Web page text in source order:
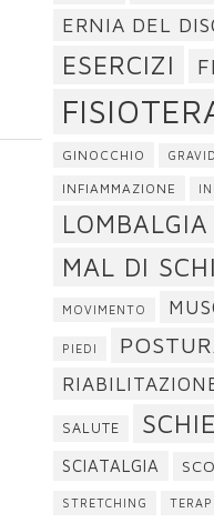
ERNIA DEL
ESERCIZI
GINOCCHIO
INFIAMMAZIONE
LOMBALGIA
MAL DI
MOVIMENTO
PIEDI
SALUTE
SCIATALGIA
STRETCHING